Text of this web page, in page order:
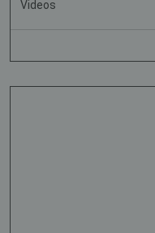
Videos